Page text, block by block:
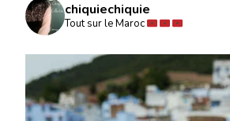
chiquiechiquie
Tout sur le Maroc